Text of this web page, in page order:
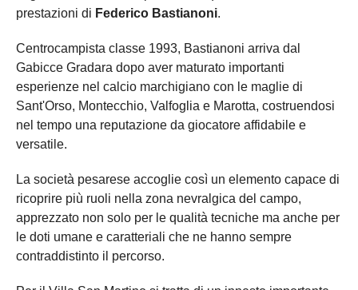
prestazioni di Federico Bastianoni.
Centrocampista classe 1993, Bastianoni arriva dal
Gabicce Gradara dopo aver maturato importanti
esperienze nel calcio marchigiano con le maglie di
Sant'Orso, Montecchio, Valfoglia e Marotta, costruendosi
nel tempo una reputazione da giocatore affidabile e
versatile.
La società pesarese accoglie così un elemento capace di
ricoprire più ruoli nella zona nevralgica del campo,
apprezzato non solo per le qualità tecniche ma anche per
le doti umane e caratteriali che ne hanno sempre
contraddistinto il percorso.